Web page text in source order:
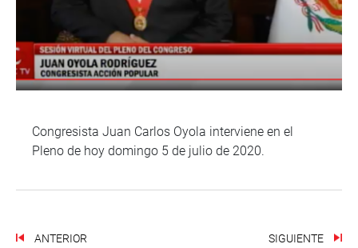
Congresista Juan Carlos Oyola interviene en el
Pleno de hoy domingo 5 de julio de 2020.
ANTERIOR SIGUIENTE